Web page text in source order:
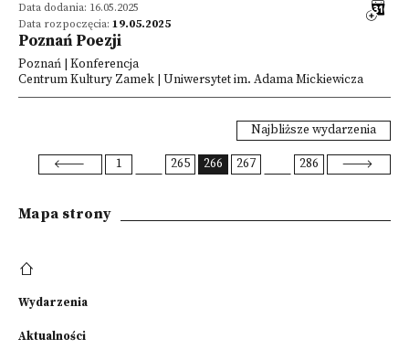
Data dodania: 16.05.2025
Data rozpoczęcia: 19.05.2025
Poznań Poezji
Poznań | Konferencja
Centrum Kultury Zamek | Uniwersytet im. Adama Mickiewicza
Najbliższe wydarzenia
1 265 266 267 286
Mapa strony
Wydarzenia
Aktualności